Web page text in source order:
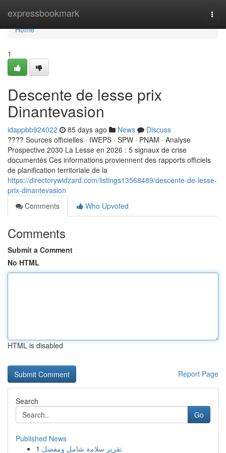
expressbookmark
Home
Home
1
Descente de lesse prix
Dinantevasion
idappbb924022 85 days ago News
Discuss
???? Sources officielles · IWEPS · SPW · PNAM · Analyse
Prospective 2030 La Lesse en 2026 : 5 signaux de crise
documentés Ces informations proviennent des rapports officiels
de planification territoriale de la
https://directorywidzard.com/listings13568489/descente-de-lesse-
prix-dinantevasion
Comments
Who Upvoted
Comments
Submit a Comment
No HTML
HTML is disabled
Report Page
Search
Go
Published News
1 تقرير سلامة شامل ومفصل